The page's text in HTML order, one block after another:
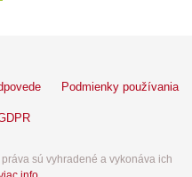
Podmienky používania
sú vyhradené a vykonáva ich